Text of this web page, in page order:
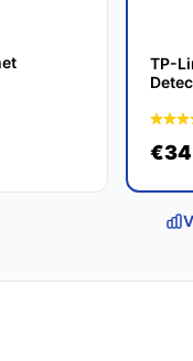
een uitstekende keuze
prijzen op
TP-